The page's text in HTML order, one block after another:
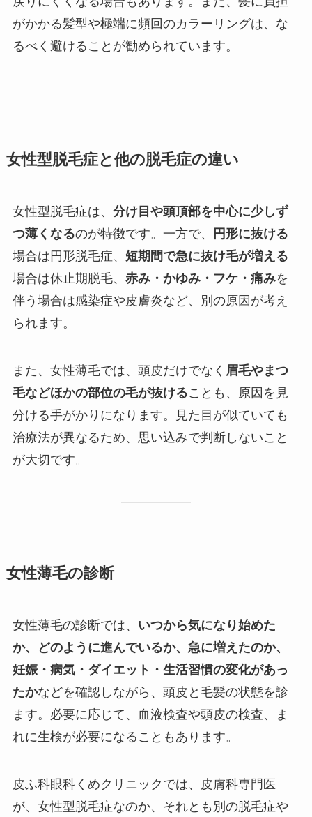
がかかる髪型や極端に頻回のカラーリングは、な
るべく避けることが勧められています。
女性型脱毛症と他の脱毛症の違い
女性型脱毛症は、 分け目や頭頂部を中心に少しず
つ薄くなるのが特徴です。一方で、
円形に抜ける
場合は円形脱毛症、 短期間で急に抜け毛が増える
場合は休止期脱毛、 赤み・かゆみ・フケ・痛みを
伴う場合は感染症や皮膚炎など、別の原因が考え
られます。
また、女性薄毛では、頭皮だけでなく 眉毛やまつ
毛などほかの部位の毛が抜けることも、原因を見
分ける手がかりになります。見た目が似ていても
治療法が異なるため、思い込みで判断しないこと
が大切です。
女性薄毛の診断
女性薄毛の診断では、 いつから気になり始めた
か、どのように進んでいるか、急に増えたのか、
妊娠・病気・ダイエット・生活習慣の変化があっ
たかなどを確認しながら、頭皮と毛髪の状態を診
ます。必要に応じて、血液検査や頭皮の検査、ま
れに生検が必要になることもあります。
皮ふ科眼科くめクリニックでは、皮膚科専門医
が、女性型脱毛症なのか、それとも別の脱毛症や